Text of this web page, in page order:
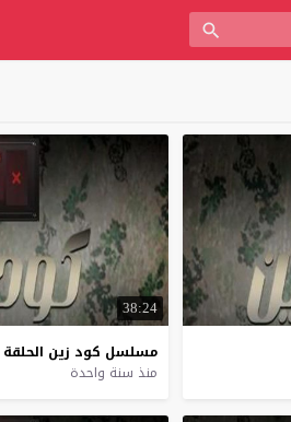
38:24
مسلسل كود زين الحلقة
منذ سنة واحدة